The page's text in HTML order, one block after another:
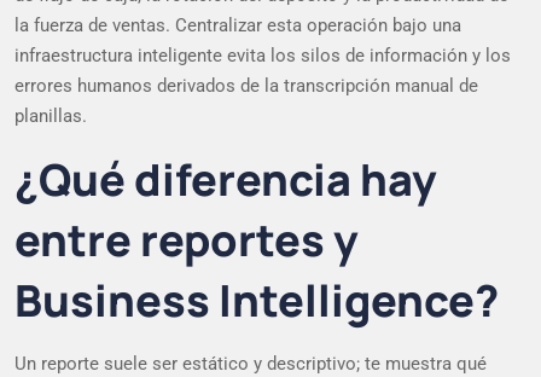
la fuerza de ventas. Centralizar esta operación bajo una
infraestructura inteligente evita los silos de información y los
errores humanos derivados de la transcripción manual de
planillas.
¿Qué diferencia hay
entre reportes y
Business Intelligence?
Un reporte suele ser estático y descriptivo; te muestra qué